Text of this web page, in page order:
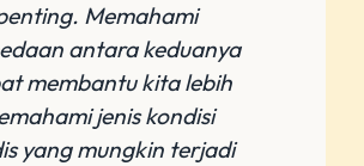
Memahami
antara keduanya
membantu kita lebih
jenis kondisi
yang mungkin terjadi